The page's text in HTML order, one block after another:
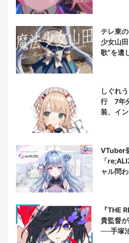
テレ東
少女山
歌”を遺
しぐれ
行 7年
装、イ
VTuber
「
ャル問
『THE
貴監督
──手塚